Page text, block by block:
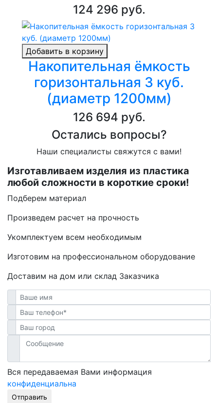
124 296 руб.
Добавить в корзину
Накопительная ёмкость
горизонтальная 3 куб.
(диаметр 1200мм)
126 694 руб.
Остались вопросы?
Наши специалисты свяжутся с вами!
Изготавливаем изделия из пластика
любой сложности в короткие сроки!
Подберем материал
Произведем расчет на прочность
Укомплектуем всем необходимым
Изготовим на профессиональном оборудование
Доставим на дом или склад Заказчика
Вся передаваемая Вами информация
конфиденциальна
Отправить